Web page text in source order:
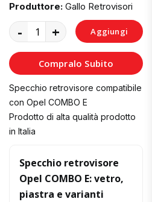
Produttore: Gallo Retrovisori
- + Aggiungi
al
Carrello
Compralo Subito
Specchio retrovisore compatibile
con Opel COMBO E
Prodotto di alta qualità prodotto
in Italia
Specchio retrovisore
Opel COMBO E: vetro,
piastra e varianti